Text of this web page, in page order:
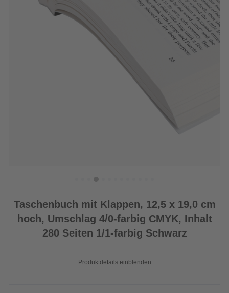
Taschenbuch mit Klappen, 12,5 x 19,0 cm
hoch, Umschlag 4/0-farbig CMYK, Inhalt
280 Seiten 1/1-farbig Schwarz
Produktdetails einblenden